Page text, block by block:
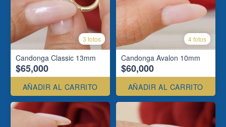
3 fotos
Candonga Classic 13mm
$65,000
AÑADIR AL CARRITO
4 fotos
Candonga Avalon 10mm
$60,000
AÑADIR AL CARRITO